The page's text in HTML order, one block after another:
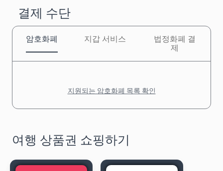
결제 수단
암호화폐 지갑 서비스
법정화폐 결
제
지원되는 암호화폐 목록 확인
여행 상품권 쇼핑하기